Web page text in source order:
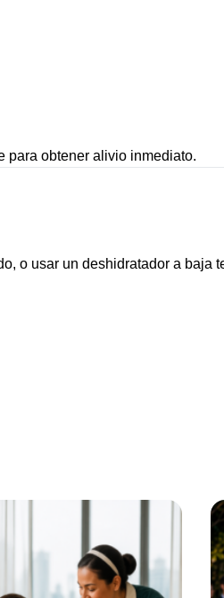
para obtener alivio inmediato.
o usar un deshidratador a baja